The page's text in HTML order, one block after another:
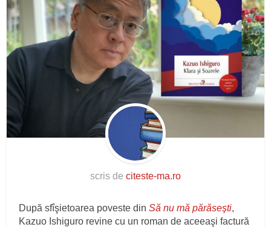
scris de citeste-ma.ro
După sfîşietoarea poveste dinSă nu mă părăseşti,
Kazuo Ishiguro revine cu un roman de aceeaşi factură